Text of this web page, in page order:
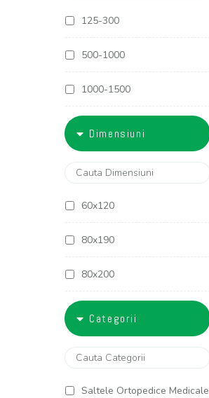
125-300
500-1000
1000-1500
2500-3000
3000-4000
4000-5000
Dimensiuni
60x120
80x190
80x200
Categorii
Saltele Ortopedice Medicale